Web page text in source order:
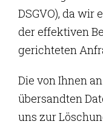
DSGVO), da wir
der effektiven
gerichteten
Die von Ihnen
übersandten
uns zur